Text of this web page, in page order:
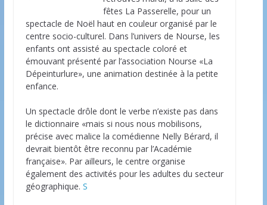
fêtes La Passerelle, pour un
spectacle de Noël haut en couleur organisé par le
centre socio-culturel. Dans l’univers de Nourse, les
enfants ont assisté au spectacle coloré et
émouvant présenté par l’association Nourse «La
Dépeinturlure», une animation destinée à la petite
enfance.
Un spectacle drôle dont le verbe n’existe pas dans
le dictionnaire «mais si nous nous mobilisons,
précise avec malice la comédienne Nelly Bérard, il
devrait bientôt être reconnu par l’Académie
française». Par ailleurs, le centre organise
également des activités pour les adultes du secteur
géographique. S